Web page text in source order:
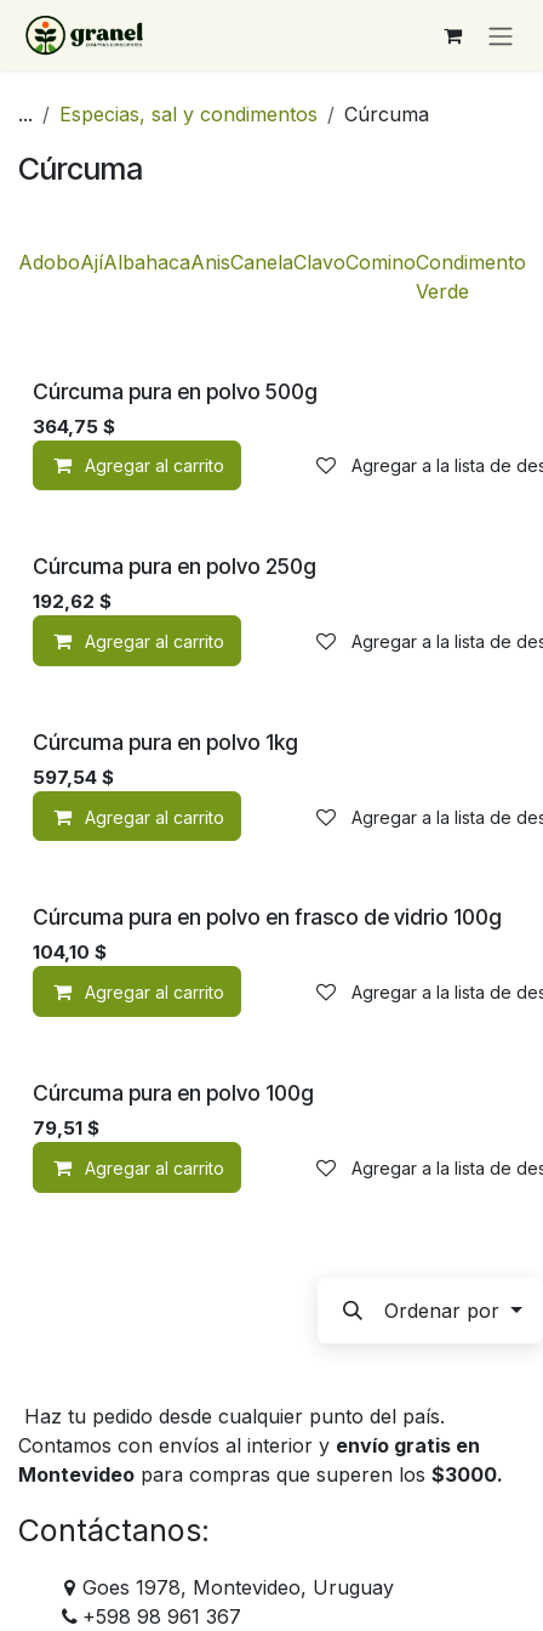
Ir al contenido
... Especias, sal y condimentos Cúrcuma
Cúrcuma
AdoboAjíAlbahacaAnisCanelaClavoCominoCondimento
Verde
Cúrcuma pura en polvo 500g
364,75 $
Agregar al carrito Agregar a la lista de
Cúrcuma pura en polvo 250g
192,62 $
Agregar al carrito Agregar a la lista de
Cúrcuma pura en polvo 1kg
597,54 $
Agregar al carrito Agregar a la lista de
Cúrcuma pura en polvo en frasco de vidrio 100g
104,10 $
Agregar al carrito Agregar a la lista de
Cúrcuma pura en polvo 100g
79,51 $
Agregar al carrito Agregar a la lista de
Ordenar por
Haz tu pedido desde cualquier punto del país.
Contamos con envíos al interior y envío gratis en
Montevideo para compras que superen los $3000.
Contáctanos:
Goes 1978, Montevideo, Uruguay
+598 98 961 367